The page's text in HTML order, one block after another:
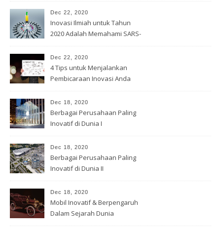
Dec 22, 2020
Inovasi Ilmiah untuk Tahun
2020 Adalah Memahami SARS-
Dec 22, 2020
4 Tips untuk Menjalankan
Pembicaraan Inovasi Anda
Dec 18, 2020
Berbagai Perusahaan Paling
Inovatif di Dunia I
Dec 18, 2020
Berbagai Perusahaan Paling
Inovatif di Dunia II
Dec 18, 2020
Mobil Inovatif & Berpengaruh
Dalam Sejarah Dunia